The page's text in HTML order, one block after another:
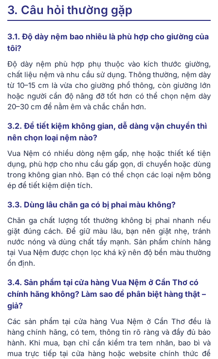
3. Câu hỏi thường gặp
3.1. Độ dày nệm bao nhiêu là phù hợp cho giường của
tôi?
Độ dày nệm phù hợp phụ thuộc vào kích thước giường,
chất liệu nệm và nhu cầu sử dụng. Thông thường, nệm dày
từ 10–15 cm là vừa cho giường phổ thông, còn giường lớn
hoặc người cần độ nâng đỡ tốt hơn có thể chọn nệm dày
20–30 cm để nằm êm và chắc chắn hơn.
3.2. Để tiết kiệm không gian, dễ dàng vận chuyển thì
nên chọn loại nệm nào?
Vua Nệm có nhiều dòng nệm gấp, nhẹ hoặc thiết kế tiện
dụng, phù hợp cho nhu cầu gấp gọn, di chuyển hoặc dùng
trong không gian nhỏ. Bạn có thể chọn các loại nệm bông
ép để tiết kiệm diện tích.
3.3. Dùng lâu chăn ga có bị phai màu không?
Chăn ga chất lượng tốt thường không bị phai nhanh nếu
giặt đúng cách. Để giữ màu lâu, bạn nên giặt nhẹ, tránh
nước nóng và dùng chất tẩy mạnh. Sản phẩm chính hãng
tại Vua Nệm được chọn lọc khá kỹ nên độ bền màu thường
ổn định.
3.4. Sản phẩm tại cửa hàng Vua Nệm ở Cần Thơ có
chính hãng không? Làm sao để phân biệt hàng thật –
giả?
Các sản phẩm tại cửa hàng Vua Nệm ở Cần Thơ đều là
hàng chính hãng, có tem, thông tin rõ ràng và đầy đủ bảo
hành. Khi mua, bạn chỉ cần kiểm tra tem nhãn, bao bì và
mua trực tiếp tại cửa hàng hoặc website chính thức để